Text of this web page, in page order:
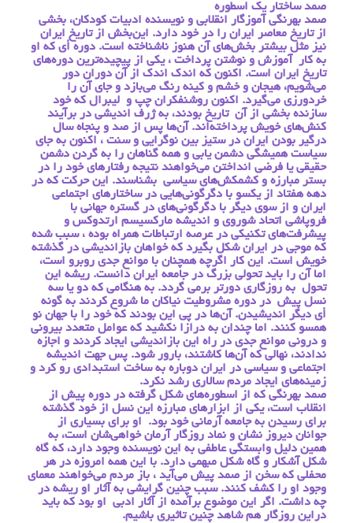
صمد ساختار یک اسطوره
صمد بهرنگی آموزگار انقلابی و نویسنده ادبیات كودكان، بخشی
از تاریخ معاصر ایران را در خود دارد. این‌بخش از تاریخ ایران
نیز مثل بیشتر بخش‌های آن هنوز ناشناخته است. دوره أی كه او
به كار آموزش و نوشتن پرداخت ، یكی از پیچیده‌ترین دوره‌های
تاریخ ایران است. اكنون كه اندك اندك از آن دوران دور
می‌شویم، هیجان و خشم و كینه رنگ می‌بازد و جای آن را
خردورزی می‌گیرد. اكنون روشنفكران چپ و لیبرال كه خود
سازنده بخشی از آن تاریخ بودند، به ژرف اندیشی در برآیند
كنش‌های خویش پرداخته‌اند. آن‌ها پس از صد و پنجاه سال
درگیر بودن ایران در ستیز بین نوگرایی و سنت ، اكنون به جای
سیاست همیشگی دشمن یابی و همه گناهان را به گردن دشمن
حقیقی یا فرضی انداختن می‌خواهند نتیجه رفتارهای خود را در
بستر مبارزه و كشمكش‌های سیاسی بشناسند. این حركت كه در
دهه هفتاد از یكسو با دگرگونی‌هایی در ساختارهای اجتماعی
ایران و از سوی دیگر با دگرگونی‌های در گستره جهانی با
فروپاشی اتحاد شوروی و اندیشه ماركسیسم ارتدوكس و
پیشرفت‌های تكنیكی در عرصه ارتباطات همراه بوده ، سبب شده
كه موجی در ایران شكل بگیرد كه خواهان بازاندیشی در گذشته
خویش است. این كار اگرچه همچنان با موانع جدی روبرو است،
اما آن را باید تحولی بزرگ در جامعه ایران دانست. ریشه این
تحول به روزگاری دورتر برمی گردد. به هنگامی كه دو یا سه
نسل پیش در دوره مشروطیت نیاكان ما شروع كردند به گونه
أی دیگر اندیشیدن. آن‌ها در پی این بودند كه خود را با جهان نو
همسو كنند. اما چندان به درازا نكشید كه عوامل متعدد بیرونی
و درونی موانع جدی در راه این بازاندیشی ایجاد كردند و اجازه
ندادند، نهالی كه آن‌ها كاشتند، بارور شود. پس جهت اندیشه
اجتماعی و سیاسی در ایران دوباره به ساخت استبدادی رو كرد و
زمینه‌های ایجاد مردم سالاری رشد نكرد.
صمد بهرنگی كه از اسطوره‌های شكل گرفته در دوره پیش از
انقلاب است، یكی از ابزارهای مبارزه این نسل از خود گذشته
برای رسیدن به جامعه آرمانی خود بود. او برای بسیاری از
جوانان دیروز نشان و نماد روزگار آرمان خواهی‌شان است، به
همین دلیل وابستگی عاطفی به این نویسنده وجود دارد، كه گاه
شكل آشكار و گاه شكل مبهمی دارد. با این همه امروزه در هر
محفلی كه سخن از صمد پیش می‌آید ، باز مردم می‌خواهند معمای
وجود او را كشف كنند. سبب چنین گرایشی به آثار او ریشه در
چه داشت. اگر این موضوع برآمده از آثار ادبی او بود كه باید
دراین روزگار هم شاهد چنین تاثیری باشیم.